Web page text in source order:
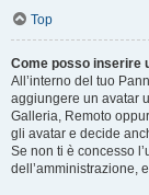
Top
Come posso inserire
All’interno del tuo
aggiungere un avatar
Galleria, Remoto
gli avatar e decide
Se non ti è concesso
dell’amministrazione,